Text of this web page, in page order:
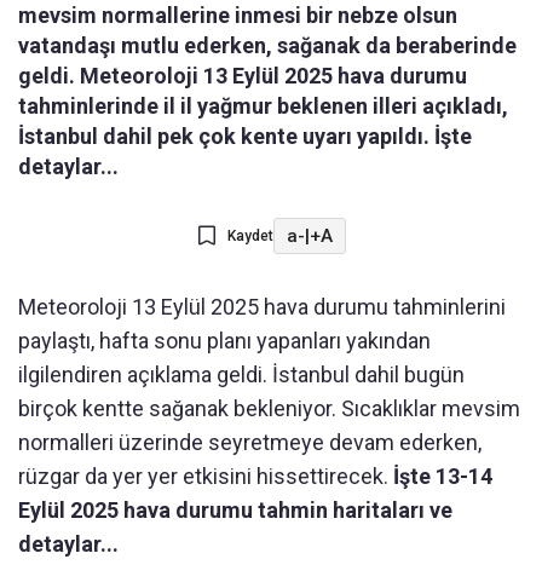
mevsim normallerine inmesi bir nebze olsun
vatandaşı mutlu ederken, sağanak da beraberinde
geldi. Meteoroloji 13 Eylül 2025 hava durumu
tahminlerinde il il yağmur beklenen illeri açıkladı,
İstanbul dahil pek çok kente uyarı yapıldı. İşte
detaylar...
Kaydet a-|+A
Meteoroloji 13 Eylül 2025 hava durumu tahminlerini
paylaştı, hafta sonu planı yapanları yakından
ilgilendiren açıklama geldi. İstanbul dahil bugün
birçok kentte sağanak bekleniyor. Sıcaklıklar mevsim
normalleri üzerinde seyretmeye devam ederken,
rüzgar da yer yer etkisini hissettirecek. İşte 13-14
Eylül 2025 hava durumu tahmin haritaları ve
detaylar...